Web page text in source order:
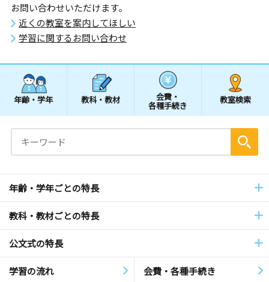
お問い合わせいただけます。
近くの教室を案内してほしい
学習に関するお問い合わせ
年齢・学年 教科・教材 会費・
各種手続き
教室検索
年齢・学年ごとの特長
教科・教材ごとの特長
公文式の特長
学習の流れ 会費・各種手続き